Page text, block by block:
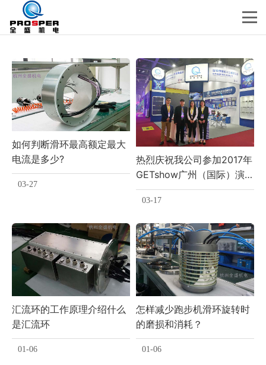
如何判断滑环最高额定最大
电流是多少?
03-27
热烈庆祝我公司参加2017年
GETshow广州（国际）演艺
设备、智能声光产品技术展
览会圆满成功
03-17
汇流环的工作原理介绍什么
是汇流环
01-06
怎样减少跑步机滑环旋转时
的磨损和消耗？
01-06